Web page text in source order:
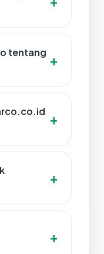
tentang